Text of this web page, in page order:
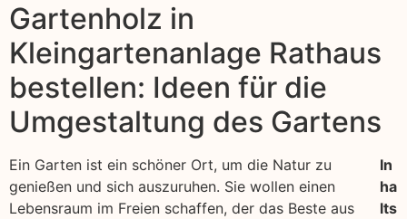
Gartenholz in
Kleingartenanlage Rathaus
bestellen: Ideen für die
Umgestaltung des Gartens
Ein Garten ist ein schöner Ort, um die Natur zu
genießen und sich auszuruhen. Sie wollen einen
Lebensraum im Freien schaffen, der das Beste aus
In
ha
lts